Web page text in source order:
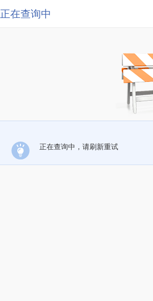
正在查询中
正在查询中，请刷新重试